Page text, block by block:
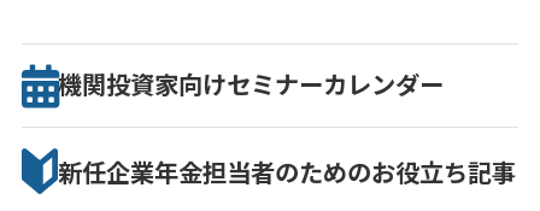
機関投資家向けセミナーカレンダー
新任企業年金担当者のためのお役立ち記事